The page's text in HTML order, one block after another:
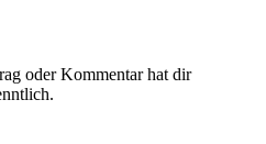
oder Kommentar hat dir